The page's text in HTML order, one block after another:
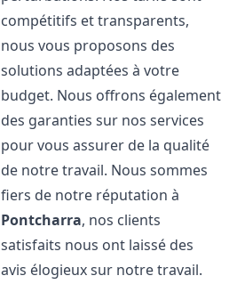
compétitifs et transparents,
nous vous proposons des
solutions adaptées à votre
budget. Nous offrons également
des garanties sur nos services
pour vous assurer de la qualité
de notre travail. Nous sommes
fiers de notre réputation à
Pontcharra, nos clients
satisfaits nous ont laissé des
avis élogieux sur notre travail.